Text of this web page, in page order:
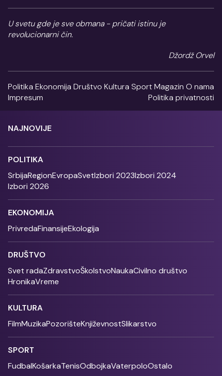
U svetu gde je sve obmana - pričati istinu je
revolucionarni čin.
Džordž Orvel
Politika Ekonomija Društvo Kultura SportMagazin O nama
Impresum
Politika privatnosti
NAJNOVIJE
POLITIKA
SrbijaRegionEvropaSvetIzbori 2023Izbori 2024
Izbori 2026
EKONOMIJA
PrivredaFinansijeEkologija
DRUŠTVO
Svet radaZdravstvoŠkolstvoNaukaCivilno društvo
HronikaVreme
KULTURA
FilmMuzikaPozorišteKnjiževnostSlikarstvo
SPORT
FudbalKošarkaTenisOdbojkaVaterpoloOstalo